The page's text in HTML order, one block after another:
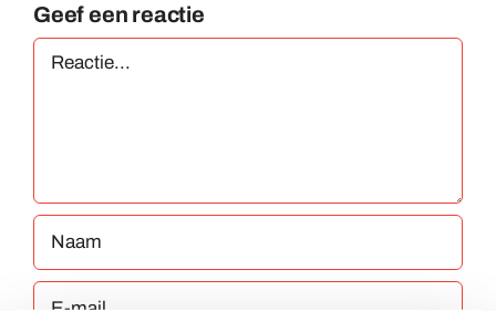
Geef een reactie
Reactie